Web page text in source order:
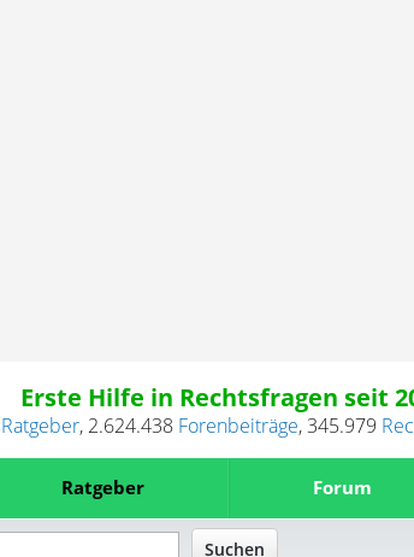
Erste Hilfe in Rechtsfragen seit
Ratgeber, 2.624.438 Forenbeiträge,345.979
Ratgeber Forum